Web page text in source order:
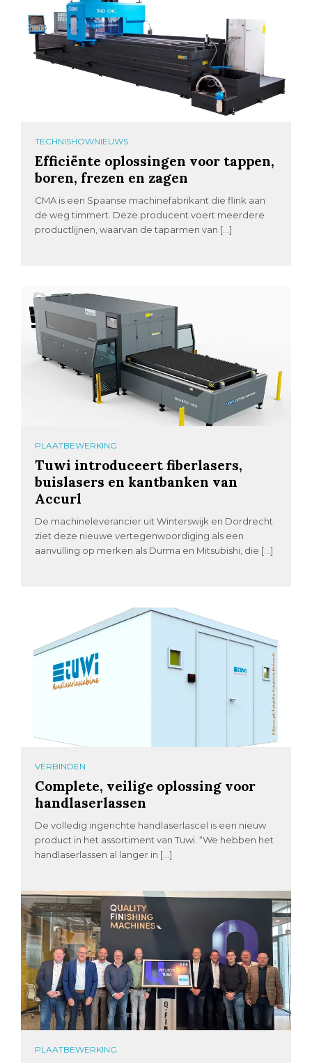
TECHNISHOWNIEUWS
Efficiënte oplossingen voor tappen,
boren, frezen en zagen
CMA is een Spaanse machinefabrikant die flink aan
de weg timmert. Deze producent voert meerdere
productlijnen, waarvan de taparmen van […]
PLAATBEWERKING
Tuwi introduceert fiberlasers,
buislasers en kantbanken van
Accurl
De machineleverancier uit Winterswijk en Dordrecht
ziet deze nieuwe vertegenwoordiging als een
aanvulling op merken als Durma en Mitsubishi, die […]
VERBINDEN
Complete, veilige oplossing voor
handlaserlassen
De volledig ingerichte handlaserlascel is een nieuw
product in het assortiment van Tuwi. “We hebben het
handlaserlassen al langer in […]
PLAATBEWERKING